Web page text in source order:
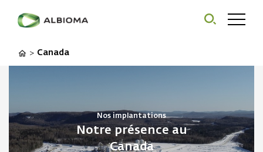
> Canada
Nos implantations
Notre présence au
Canada